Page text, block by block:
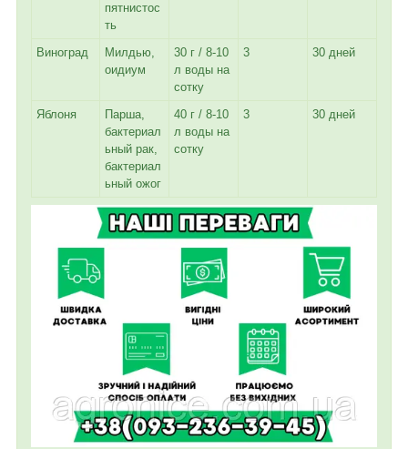
пятнистос
ть
Виноград
Милдью,
оидиум
30 г / 8-10
л воды на
сотку
3 30 дней
Яблоня
Парша,
бактериал
ьный рак,
бактериал
ьный ожог
40 г / 8-10
л воды на
сотку
3 30 дней